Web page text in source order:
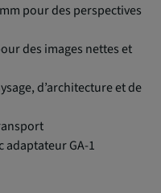
pour des perspectives
des images nettes et
d’architecture et de
adaptateur GA-1